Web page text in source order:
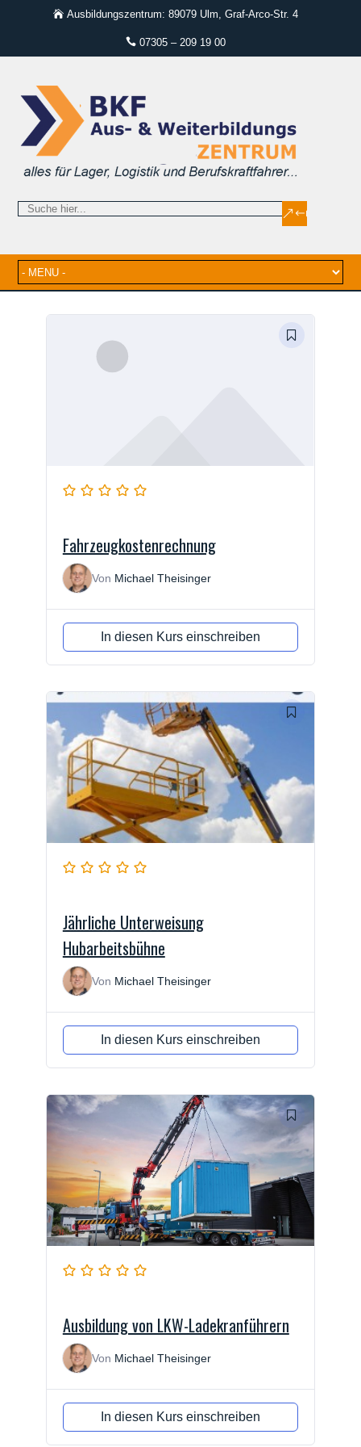
Ausbildungszentrum: 89079 Ulm, Graf-Arco-Str. 4
07305 – 209 19 00
Fahrzeugkostenrechnung
Von Michael Theisinger
In diesen Kurs einschreiben
Jährliche Unterweisung
Hubarbeitsbühne
Von Michael Theisinger
In diesen Kurs einschreiben
Ausbildung von LKW-Ladekranführern
Von Michael Theisinger
In diesen Kurs einschreiben